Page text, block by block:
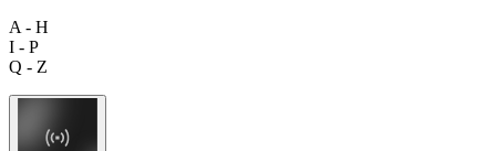
A - H
I - P
Q - Z